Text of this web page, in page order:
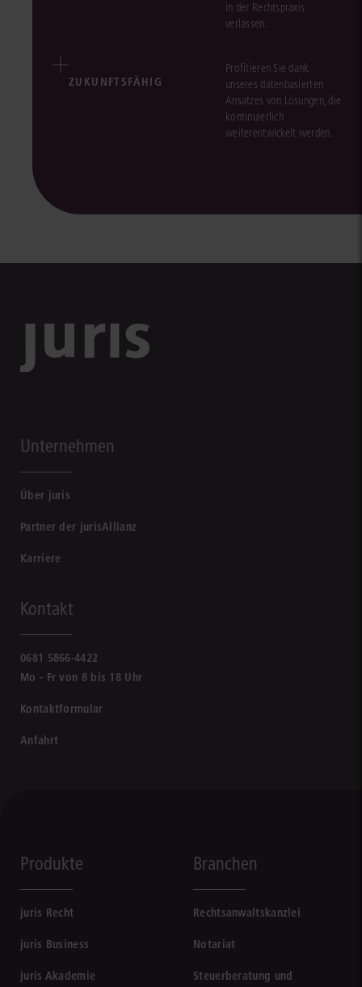
in der Rechtspraxis
verlassen.
ZUKUNFTSFÄHIG
Profitieren Sie dank
unseres datenbasierten
Ansatzes von Lösungen, die
kontinuierlich
weiterentwickelt werden.
Unternehmen
Über juris
Partner der jurisAllianz
Karriere
Kontakt
0681 5866-4422
Mo - Fr von 8 bis 18 Uhr
Kontaktformular
Anfahrt
Produkte
juris Recht
juris Business
juris Akademie
Branchen
Rechtsanwaltskanzlei
Notariat
Steuerberatung und